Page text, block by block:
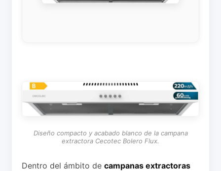
Diseño compacto y acabado blanco de la campana
extractora Cecotec Bolero Flux.
Dentro del ámbito de campanas extractoras